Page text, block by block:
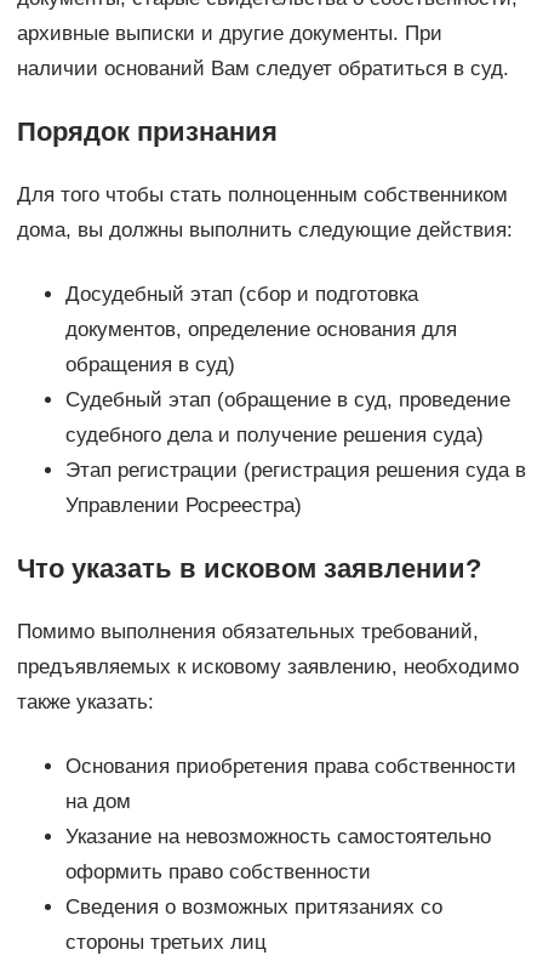
архивные выписки и другие документы. При
наличии оснований Вам следует обратиться в суд.
Порядок признания
Для того чтобы стать полноценным собственником
дома, вы должны выполнить следующие действия:
Досудебный этап (сбор и подготовка
документов, определение основания для
обращения в суд)
Судебный этап (обращение в суд, проведение
судебного дела и получение решения суда)
Этап регистрации (регистрация решения суда в
Управлении Росреестра)
Что указать в исковом заявлении?
Помимо выполнения обязательных требований,
предъявляемых к исковому заявлению, необходимо
также указать:
Основания приобретения права собственности
на дом
Указание на невозможность самостоятельно
оформить право собственности
Сведения о возможных притязаниях со
стороны третьих лиц